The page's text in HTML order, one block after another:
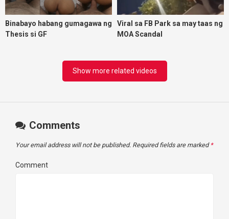
Binabayo habang gumagawa ng
Thesis si GF
Viral sa FB Park sa may taas ng
MOA Scandal
Show more related videos
Comments
Your email address will not be published. Required fields are marked *
Comment